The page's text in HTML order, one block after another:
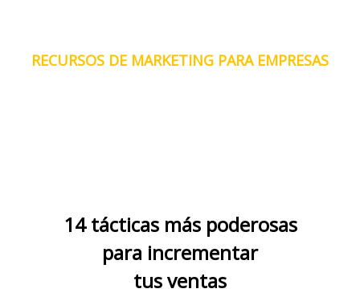
RECURSOS DE MARKETING PARA EMPRESAS
14 tácticas más poderosas
para incrementar
tus ventas